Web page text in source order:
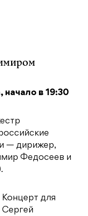
начало в 19:30
— дирижер,
Федосеев и
для
Сергей